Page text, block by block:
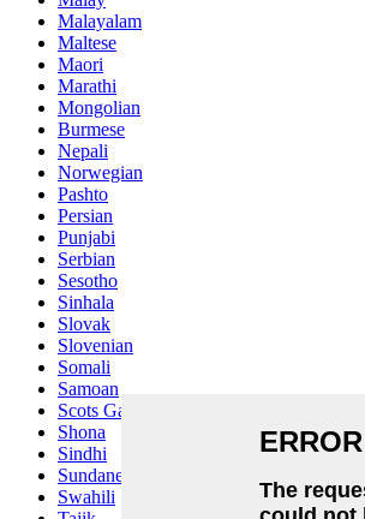
Malayalam
Maltese
Maori
Marathi
Mongolian
Burmese
Nepali
Norwegian
Pashto
Persian
Punjabi
Serbian
Sesotho
Sinhala
Slovak
Slovenian
Somali
Samoan
Scots Gaelic
Shona
Sindhi
Sundanese
Swahili